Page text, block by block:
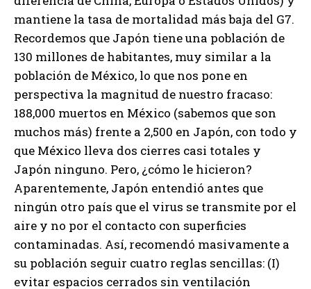
mantiene la tasa de mortalidad más baja del G7.
Recordemos que Japón tiene una población de
130 millones de habitantes, muy similar a la
población de México, lo que nos pone en
perspectiva la magnitud de nuestro fracaso:
188,000 muertos en México (sabemos que son
muchos más) frente a 2,500 en Japón, con todo y
que México lleva dos cierres casi totales y
Japón ninguno. Pero, ¿cómo le hicieron?
Aparentemente, Japón entendió antes que
ningún otro país que el virus se transmite por el
aire y no por el contacto con superficies
contaminadas. Así, recomendó masivamente a
su población seguir cuatro reglas sencillas: (I)
evitar espacios cerrados sin ventilación